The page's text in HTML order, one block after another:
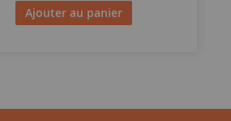
Ajouter au panier